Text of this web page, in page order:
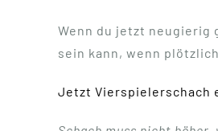
Wenn du jetzt neugierig
sein kann, wenn
Jetzt Vierspielerschach